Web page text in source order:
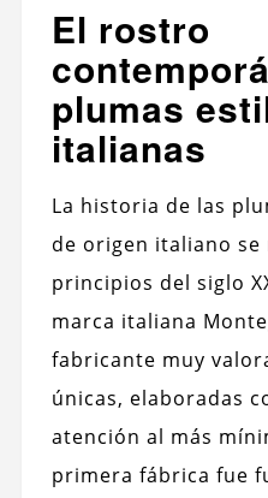
El rostro
plumas
italianas
La historia de las
de origen italiano se
principios del siglo
marca italiana
fabricante muy
únicas, elaboradas
atención al más
primera fábrica fue